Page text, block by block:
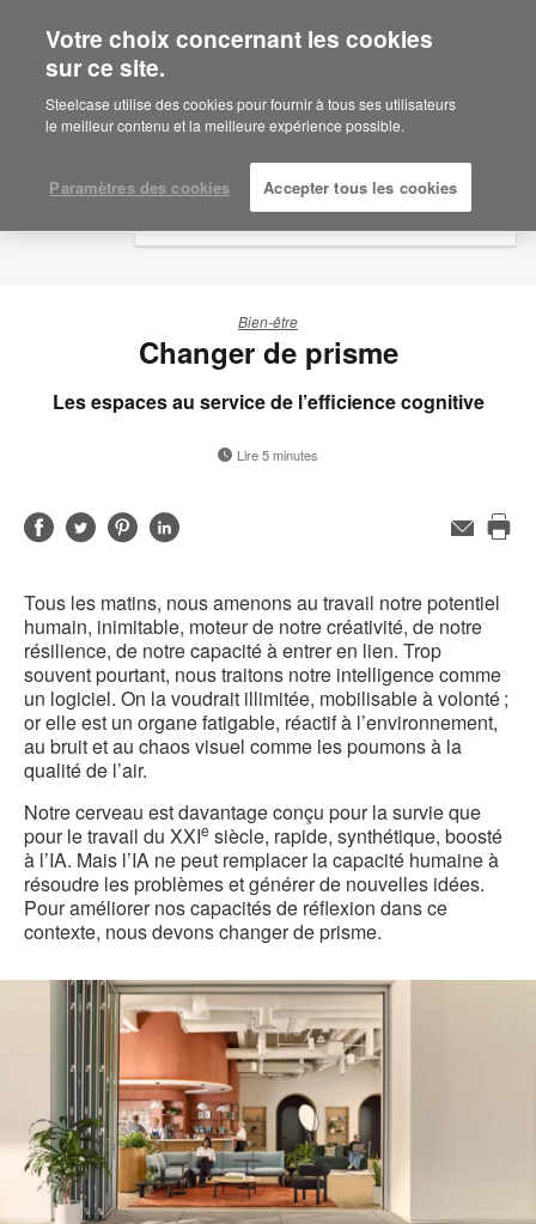
Are you in United States?
Would you like to see Products we sell in
your region?
English
Español
Bien-être
Changer de prisme
Les espaces au service de l’efficience cognitive
Lire 5 minutes
Partager
PartagerPartagerPartager
Adresse
Tous les matins, nous amenons au travail notre potentiel
humain, inimitable, moteur de notre créativité, de notre
résilience, de notre capacité à entrer en lien. Trop
souvent pourtant, nous traitons notre intelligence comme
un logiciel. On la voudrait illimitée, mobilisable à volonté ;
or elle est un organe fatigable, réactif à l’environnement,
au bruit et au chaos visuel comme les poumons à la
qualité de l’air.
Notre cerveau est davantage conçu pour la survie que
pour le travail du XXIe siècle, rapide, synthétique, boosté
à l’IA. Mais l’IA ne peut remplacer la capacité humaine à
résoudre les problèmes et générer de nouvelles idées.
Pour améliorer nos capacités de réflexion dans ce
contexte, nous devons changer de prisme.
Votre choix concernant les cookies
sur ce site.
Steelcase utilise des cookies pour fournir à tous ses utilisateurs
le meilleur contenu et la meilleure expérience possible.
Paramètres des cookies Accepter tous les cookies